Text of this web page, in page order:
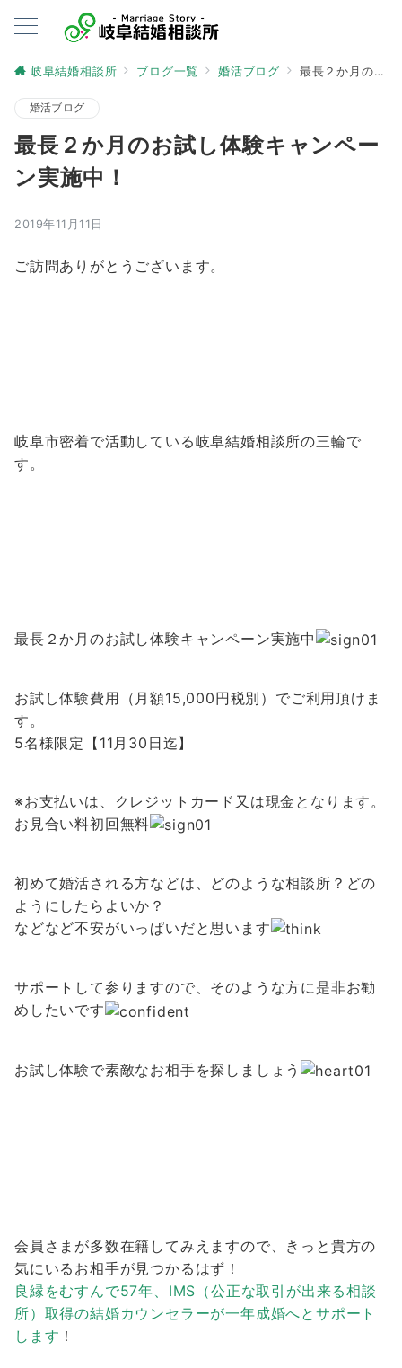
岐阜結婚相談所 ブログ一覧 婚活ブログ 最長２か月のお試し体験キャンペーン実施中！
婚活ブログ
最長２か月のお試し体験キャンペー
ン実施中！
2019年11月11日
ご訪問ありがとうございます。
岐阜市密着で活動している岐阜結婚相談所の三輪で
す。
最長２か月のお試し体験キャンペーン実施中
お試し体験費用（月額15,000円税別）でご利用頂けま
す。
5名様限定【11月30日迄】
※お支払いは、クレジットカード又は現金となります。
お見合い料初回無料
初めて婚活される方などは、どのような相談所？どの
ようにしたらよいか？
などなど不安がいっぱいだと思います
サポートして参りますので、そのような方に是非お勧
めしたいです
お試し体験で素敵なお相手を探しましょう
会員さまが多数在籍してみえますので、きっと貴方の
気にいるお相手が見つかるはず！
良縁をむすんで57年、IMS（公正な取引が出来る相談
所）取得の結婚カウンセラーが一年成婚へとサポート
します ！